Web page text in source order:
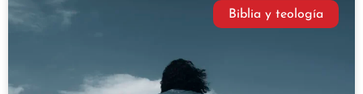
Biblia y teología